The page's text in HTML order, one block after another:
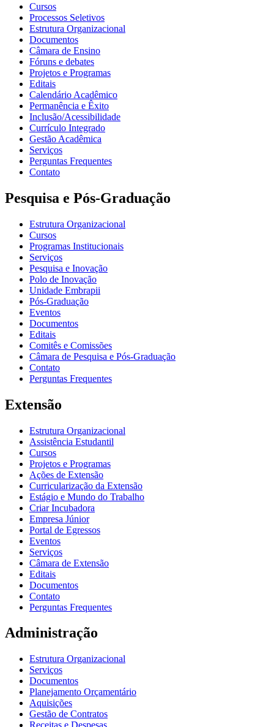
Cursos
Processos Seletivos
Estrutura Organizacional
Documentos
Câmara de Ensino
Fóruns e debates
Projetos e Programas
Editais
Calendário Acadêmico
Permanência e Êxito
Inclusão/Acessibilidade
Currículo Integrado
Gestão Acadêmica
Serviços
Perguntas Frequentes
Contato
Pesquisa e Pós-Graduação
Estrutura Organizacional
Cursos
Programas Institucionais
Serviços
Pesquisa e Inovação
Polo de Inovação
Unidade Embrapii
Pós-Graduação
Eventos
Documentos
Editais
Comitês e Comissões
Câmara de Pesquisa e Pós-Graduação
Contato
Perguntas Frequentes
Extensão
Estrutura Organizacional
Assistência Estudantil
Cursos
Projetos e Programas
Ações de Extensão
Curricularização da Extensão
Estágio e Mundo do Trabalho
Criar Incubadora
Empresa Júnior
Portal de Egressos
Eventos
Serviços
Câmara de Extensão
Editais
Documentos
Contato
Perguntas Frequentes
Administração
Estrutura Organizacional
Serviços
Documentos
Planejamento Orçamentário
Aquisições
Gestão de Contratos